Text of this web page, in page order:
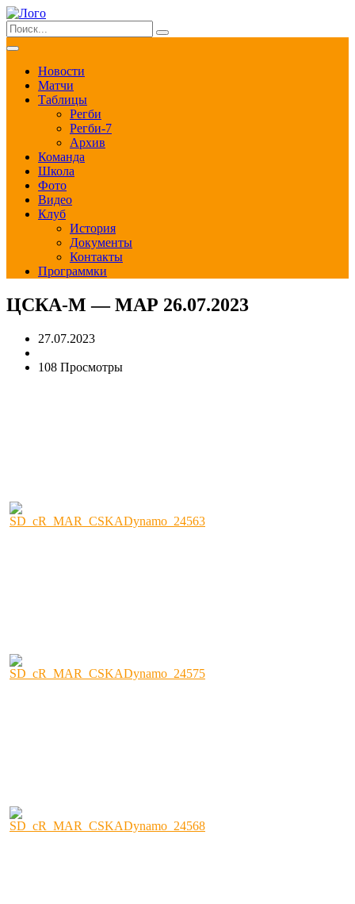
Новости
Матчи
Таблицы
Регби
Регби-7
Архив
Команда
Школа
Фото
Видео
Клуб
История
Документы
Контакты
Программки
ЦСКА-М — МАР 26.07.2023
27.07.2023
108 Просмотры